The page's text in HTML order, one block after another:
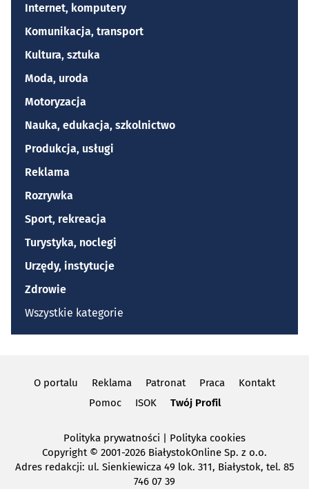
Internet, komputery
Komunikacja, transport
Kultura, sztuka
Moda, uroda
Motoryzacja
Nauka, edukacja, szkolnictwo
Produkcja, usługi
Reklama
Rozrywka
Sport, rekreacja
Turystyka, noclegi
Urzędy, instytucje
Zdrowie
Wszystkie kategorie
O portalu Reklama Patronat Praca
Kontakt
Pomoc
ISOK Twój Profil
Polityka prywatności | Polityka cookies
Copyright © 2001-2026 BiałystokOnline Sp. z o.o.
Adres redakcji: ul. Sienkiewicza 49 lok. 311, Białystok, tel. 85
746 07 39